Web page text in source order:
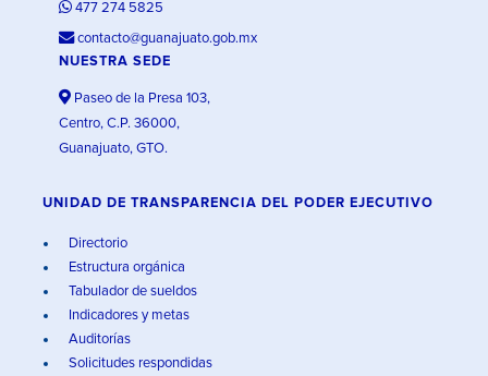
477 274 5825
contacto@guanajuato.gob.mx
NUESTRA SEDE
Paseo de la Presa 103,
Centro, C.P. 36000,
Guanajuato, GTO.
UNIDAD DE TRANSPARENCIA DEL PODER EJECUTIVO
Directorio
Estructura orgánica
Tabulador de sueldos
Indicadores y metas
Auditorías
Solicitudes respondidas